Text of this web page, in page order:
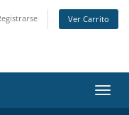
Ver Carrito